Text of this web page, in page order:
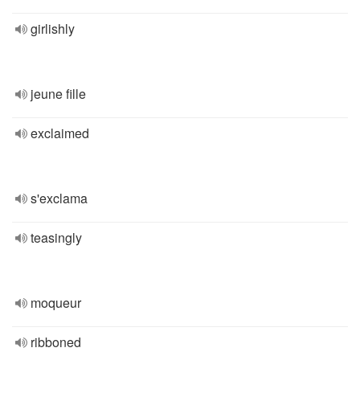
girlishly
jeune fille
exclaimed
s'exclama
teasingly
moqueur
ribboned